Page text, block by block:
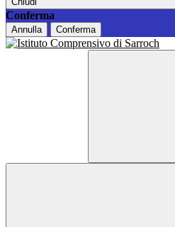
Conferma
Annulla Conferma